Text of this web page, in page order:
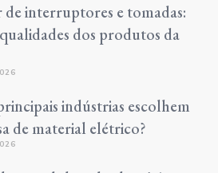
interruptores e tomadas:
dos produtos da
indústrias escolhem
de material elétrico?